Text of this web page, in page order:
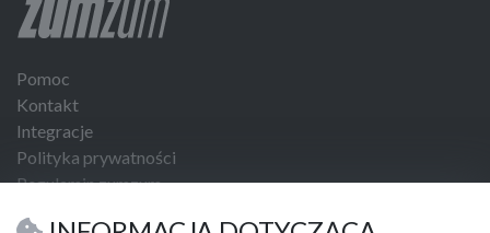
Pomoc
Kontakt
Integracje
Polityka prywatności
Regulamin zumzum